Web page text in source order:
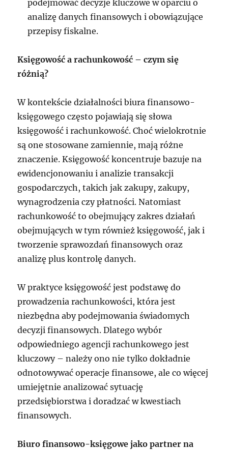
podejmować decyzje kluczowe w oparciu o
analizę danych finansowych i obowiązujące
przepisy fiskalne.
Księgowość a rachunkowość – czym się
różnią?
W kontekście działalności biura finansowo-
księgowego często pojawiają się słowa
księgowość i rachunkowość. Choć wielokrotnie
są one stosowane zamiennie, mają różne
znaczenie. Księgowość koncentruje bazuje na
ewidencjonowaniu i analizie transakcji
gospodarczych, takich jak zakupy, zakupy,
wynagrodzenia czy płatności. Natomiast
rachunkowość to obejmujący zakres działań
obejmujących w tym również księgowość, jak i
tworzenie sprawozdań finansowych oraz
analizę plus kontrolę danych.
W praktyce księgowość jest podstawę do
prowadzenia rachunkowości, która jest
niezbędna aby podejmowania świadomych
decyzji finansowych. Dlatego wybór
odpowiedniego agencji rachunkowego jest
kluczowy – należy ono nie tylko dokładnie
odnotowywać operacje finansowe, ale co więcej
umiejętnie analizować sytuację
przedsiębiorstwa i doradzać w kwestiach
finansowych.
Biuro finansowo-księgowe jako partner na